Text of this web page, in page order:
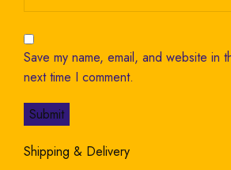
Save my name, email, and website in
next time I comment.
Shipping & Delivery